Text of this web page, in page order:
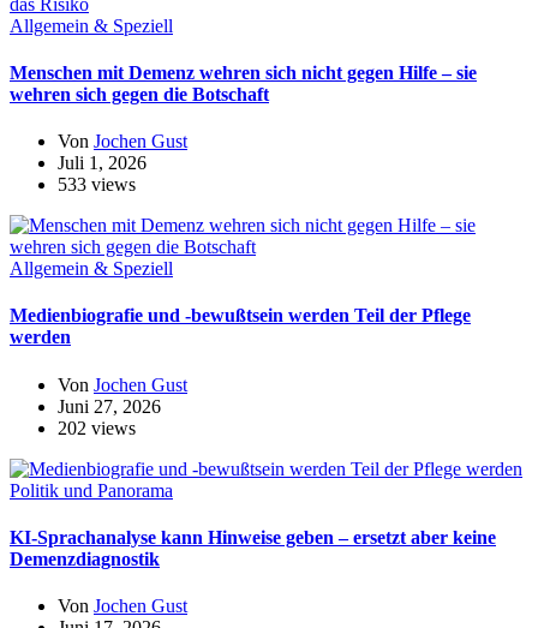
Allgemein & Speziell
Menschen mit Demenz wehren sich nicht gegen Hilfe – sie
wehren sich gegen die Botschaft
Von Jochen Gust
Juli 1, 2026
533 views
Allgemein & Speziell
Medienbiografie und -bewußtsein werden Teil der Pflege
werden
Von Jochen Gust
Juni 27, 2026
202 views
Politik und Panorama
KI-Sprachanalyse kann Hinweise geben – ersetzt aber keine
Demenzdiagnostik
Von Jochen Gust